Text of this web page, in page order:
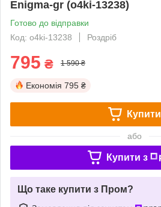
Enigma-gr (o4ki-13238)
Готово до відправки
Код: o4ki-13238
Роздріб
795 ₴ 1 590 ₴
Економія 795 ₴
Купити
або
Купити з
Що таке купити з Пром?